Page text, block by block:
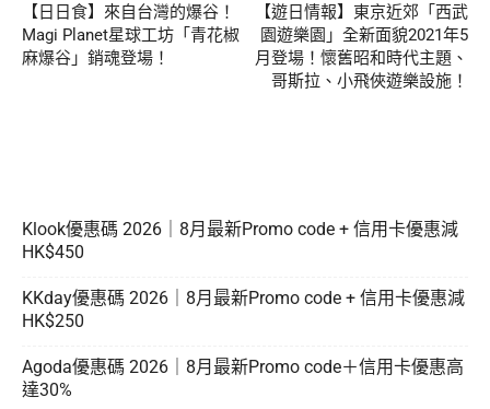
【日日食】來自台灣的爆谷！
Magi Planet星球工坊「青花椒
麻爆谷」銷魂登場！
【遊日情報】東京近郊「西武
園遊樂園」全新面貌2021年5
月登場！懷舊昭和時代主題、
哥斯拉、小飛俠遊樂設施！
Klook優惠碼 2026｜8月最新Promo code + 信用卡優惠減
HK$450
KKday優惠碼 2026｜8月最新Promo code + 信用卡優惠減
HK$250
Agoda優惠碼 2026｜8月最新Promo code＋信用卡優惠高
達30%